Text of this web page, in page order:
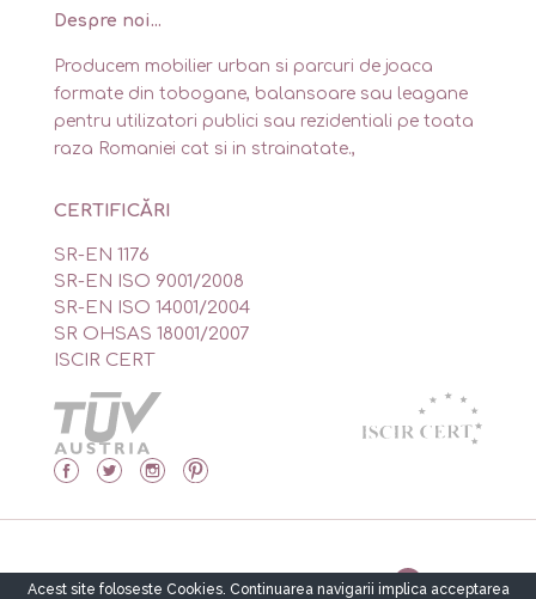
Despre noi...
Producem mobilier urban si parcuri de joaca
formate din tobogane, balansoare sau leagane
pentru utilizatori publici sau rezidentiali pe toata
raza Romaniei cat si in strainatate.,
CERTIFICĂRI
SR-EN 1176
SR-EN ISO 9001/2008
SR-EN ISO 14001/2004
SR OHSAS 18001/2007
ISCIR CERT
Made by Isidor’s Software Solutions
Acest site foloseste Cookies. Continuarea navigarii implica acceptarea